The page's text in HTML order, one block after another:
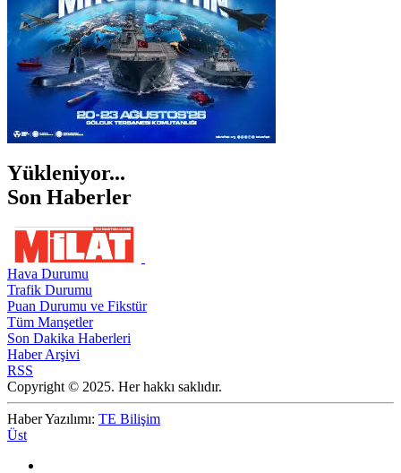
Yükleniyor...
Son Haberler
Hava Durumu
Trafik Durumu
Puan Durumu ve Fikstür
Tüm Manşetler
Son Dakika Haberleri
Haber Arşivi
RSS
Copyright © 2025. Her hakkı saklıdır.
Haber Yazılımı: TE Bilişim
Üst